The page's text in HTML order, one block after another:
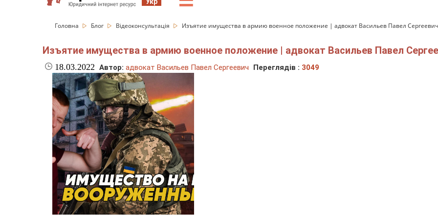
Головна Блог Відеоконсультація Изъятие имущества в армию военное положение | адвокат Васильев Павел Сергеевич
Изъятие имущества в армию военное положение | адвокат Васильев Павел
18.03.2022 Автор: адвокат Васильев Павел Сергеевич Переглядів : 3049